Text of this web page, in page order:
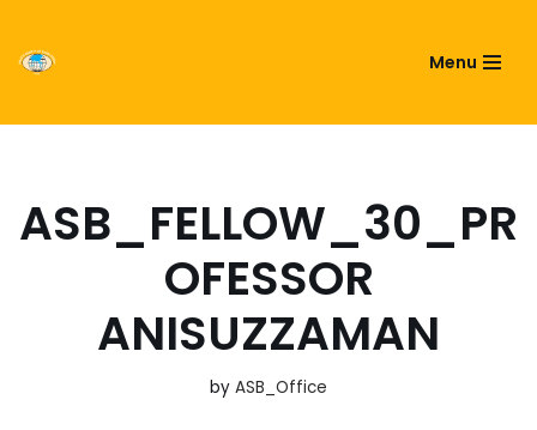
Skip
content
Menu
ASB_FELLOW_30_PR
OFESSOR
ANISUZZAMAN
by ASB_Office